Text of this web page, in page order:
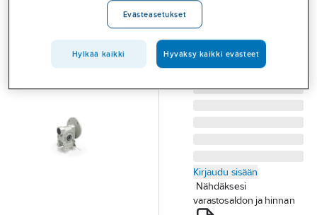
KIERUKKAVAIHDE
MVF VF49P1-60-P71-
B14-B3
Tuotenumero T19002671
Kirjaudu sisään
Nähdäksesi
varastosaldon ja hinnan
Evästeasetukset
Hylkää kaikki Hyväksy kaikki evästeet